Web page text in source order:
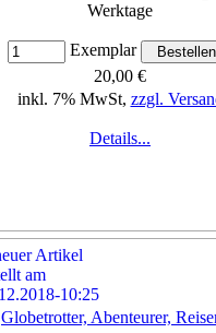
Werktage
Exemplar
20,00 €
inkl. 7% MwSt, zzgl.
Details...
Globetrotter, Abenteurer,